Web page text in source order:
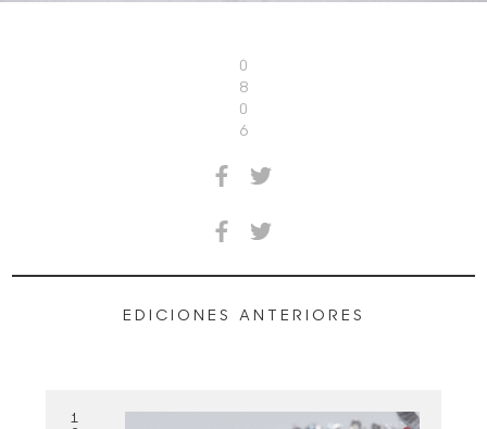
0
8
0
6
EDICIONES ANTERIORES
1